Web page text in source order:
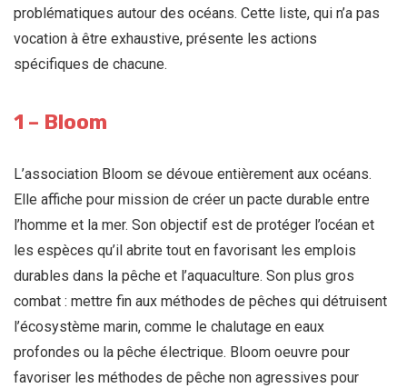
problématiques autour des océans. Cette liste, qui n’a pas
vocation à être exhaustive, présente les actions
spécifiques de chacune.
1 – Bloom
L’association Bloom se dévoue entièrement aux océans.
Elle affiche pour mission de créer un pacte durable entre
l’homme et la mer. Son objectif est de protéger l’océan et
les espèces qu’il abrite tout en favorisant les emplois
durables dans la pêche et l’aquaculture. Son plus gros
combat : mettre fin aux méthodes de pêches qui détruisent
l’écosystème marin, comme le chalutage en eaux
profondes ou la pêche électrique. Bloom oeuvre pour
favoriser les méthodes de pêche non agressives pour